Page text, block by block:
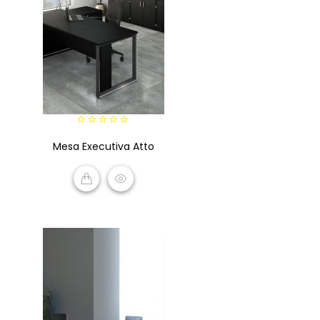
out
5
Mesa Executiva Atto